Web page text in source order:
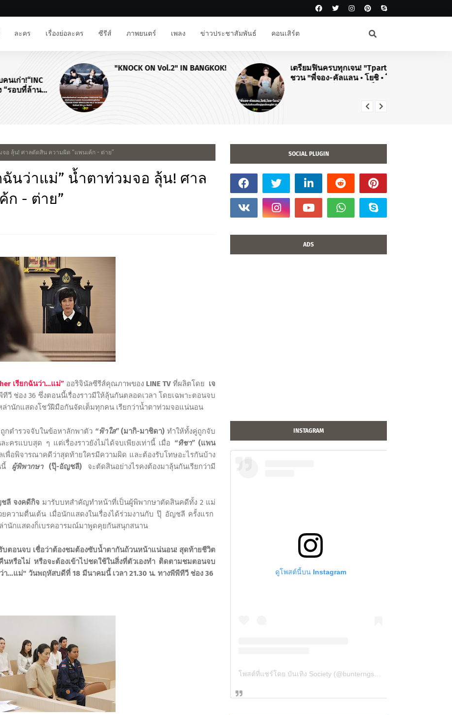
ละคร เรื่องย่อละคร ซีรีส์ ภาพยนตร์ เพลง ข่าวประชาสัมพันธ์ คอนเสิร์ต
ล้าน
"KNOCK ON Vol.2" IN BANGKOK!
เตรียมฟินครบทุกเจน! "Tpartner"
ชวน "พี่จอง-คัลแลน • โยชิ • โซล-
โมเน่" เสิร์ฟโมเมนต์จัดเต็มในงาน
"Airport Carnival ทริปไหนก็ใจฟู"
อ ลุ้น! ศาลตัดสิน ความผิด “แพนเค้ก - ต่าย”
ฉันว่าแม่” น้ำตาท่วมจอ ลุ้น! ศาล
ก - ต่าย”
เรียกฉันว่า…แม่” ออริจินัลซีรีส์คุณภาพของ LINE TV ที่ผลิตโดย เจ
วี ช่อง 36 ซึ่งตอนนี้เรื่องราวมีให้ลุ้นกันตลอดเวลา โดยเฉพาะตอนจบ
านักแสดงโชว์ฝีมือกันจัดเต็มทุกคน เรียกว่าน้ำตาท่วมจอแน่นอน
ถูกตำรวจจับในข้อหาลักพาตัว “ฟ้าใส”(มากิ-มาชิดา) ทำให้ทั้งคู่ถูกจับ
ครแบบสุด ๆ แต่เรื่องราวยังไม่ได้จบเพียงเท่านี้ เมื่อ “ทิชา”(แพน
เพื่อพิจารณาคดีว่าสุดท้ายใครมีความผิด และต้องรับโทษอะไรกันบ้าง
นี้ ผู้พิพากษา(ปุ๊-อัญชลี) จะตัดสินอย่างไรคงต้องมาลุ้นกันเรียกว่ามี
ลี จงคดีกิจ มารับบทสำคัญทำหน้าที่เป็นผู้พิพากษาตัดสินคดีทั้ง 2 แม่
ยความตื่นเต้น เมื่อนักแสดงในเรื่องได้ร่วมงานกับ ปุ๊ อัญชลี ครั้งแรก
านักแสดงก็เบรคอารมณ์มาพูดคุยกันสนุกสนาน
ตอนจบ เชื่อว่าต้องชมต้องซับน้ำตากันถ้วนหน้าแน่นอน! สุดท้ายชีวิต
หรือไม่ หรือจะต้องเข้าไปชดใช้ในสิ่งที่ตัวเองทำ ติดตามชมตอนจบ
า...แม่" วันพฤหัสบดีที่ 18 มีนาคมนี้ เวลา 21.30 น. ทางพีพีทีวี ช่อง 36
SOCIAL PLUGIN
ADS
INSTAGRAM
ดูโพสต์นี้บน Instagram